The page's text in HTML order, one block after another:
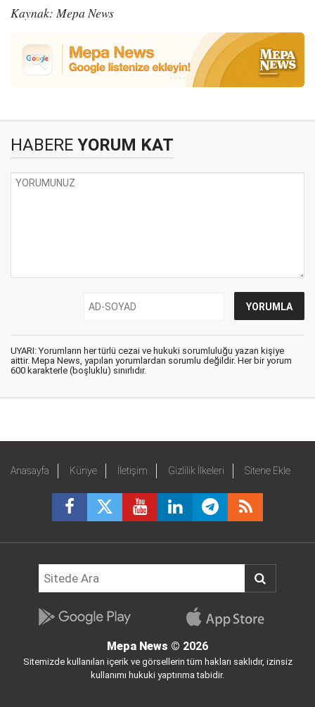
Kaynak: Mepa News
HABERE YORUM KAT
UYARI: Yorumların her türlü cezai ve hukuki sorumluluğu yazan kişiye
aittir. Mepa News, yapılan yorumlardan sorumlu değildir. Her bir yorum
600 karakterle (boşluklu) sınırlıdır.
Anasayfa Künye İletişim Gizlilik İlkeleri Sitene Ekle
Mepa News © 2026
Sitemizde kullanılan içerik ve görsellerin tüm hakları saklıdır, izinsiz
kullanımı hukuki yaptırıma tabidir.